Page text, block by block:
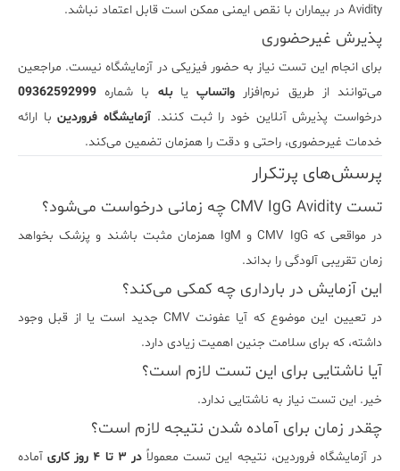
Avidity در بیماران با نقص ایمنی ممکن است قابل اعتماد نباشد.
پذیرش غیرحضوری
برای انجام این تست نیاز به حضور فیزیکی در آزمایشگاه نیست. مراجعین
می‌توانند از طریق نرم‌افزار واتساپیابله با شماره 09362592999
درخواست پذیرش آنلاین خود را ثبت کنند. آزمایشگاه فروردینبا ارائه
خدمات غیرحضوری، راحتی و دقت را همزمان تضمین می‌کند.
پرسش‌های پرتکرار
تست CMV IgG Avidity چه زمانی درخواست می‌شود؟
در مواقعی که CMV IgG و IgM همزمان مثبت باشند و پزشک بخواهد
زمان تقریبی آلودگی را بداند.
این آزمایش در بارداری چه کمکی می‌کند؟
در تعیین این موضوع که آیا عفونت CMV جدید است یا از قبل وجود
داشته، که برای سلامت جنین اهمیت زیادی دارد.
آیا ناشتایی برای این تست لازم است؟
خیر. این تست نیاز به ناشتایی ندارد.
چقدر زمان برای آماده شدن نتیجه لازم است؟
در آزمایشگاه فروردین، نتیجه این تست معمولاًدر ۳ تا ۴ روز کاری
آماده